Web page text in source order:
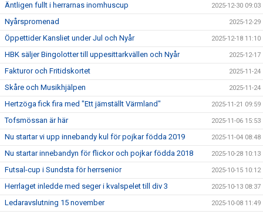
Äntligen fullt i herrarnas inomhuscup 2025-12-30 09:03
Nyårspromenad 2025-12-29
Öppettider Kansliet under Jul och Nyår 2025-12-18 11:10
HBK säljer Bingolotter till uppesittarkvällen och Nyår 2025-12-17
Fakturor och Fritidskortet 2025-11-24
Skåre och Musikhjälpen 2025-11-24
Hertzöga fick fira med "Ett jämställt Värmland" 2025-11-21 09:59
Tofsmössan är här 2025-11-06 15:53
Nu startar vi upp innebandy kul för pojkar födda 2019 2025-11-04 08:48
Nu startar innebandyn för flickor och pojkar födda 2018 2025-10-28 10:13
Futsal-cup i Sundsta för herrsenior 2025-10-15 10:12
Herrlaget inledde med seger i kvalspelet till div 3 2025-10-13 08:37
Ledaravslutning 15 november 2025-10-08 11:49